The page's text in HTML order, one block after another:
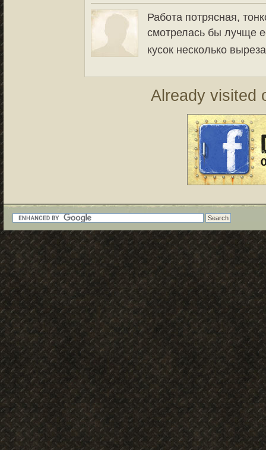
Работа потрясная,
смотрелась бы лучще
кусок несколько
Already visited